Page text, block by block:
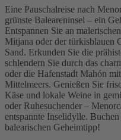
Eine Pauschalreise nach
grünste Baleareninsel – ein
Entspannen Sie an
Mitjana oder der türkisblauen
Sand. Erkunden Sie die
schlendern Sie durch das
oder die Hafenstadt Mahón
Mittelmeers. Genießen Sie
Käse und lokale Weine in
oder Ruhesuchender –
entspannte Inselidylle.
balearischen Geheimtipp!